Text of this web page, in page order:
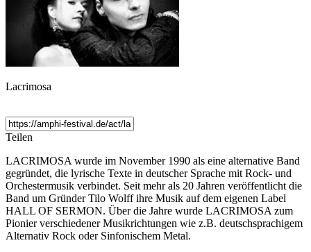
Lacrimosa
Teilen
LACRIMOSA wurde im November 1990 als eine alternative Band
gegründet, die lyrische Texte in deutscher Sprache mit Rock- und
Orchestermusik verbindet. Seit mehr als 20 Jahren veröffentlicht die
Band um Gründer Tilo Wolff ihre Musik auf dem eigenen Label
HALL OF SERMON. Über die Jahre wurde LACRIMOSA zum
Pionier verschiedener Musikrichtungen wie z.B. deutschsprachigem
Alternativ Rock oder Sinfonischem Metal.